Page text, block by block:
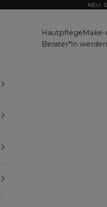
NEU:
Hautpflege
Berater*in werden